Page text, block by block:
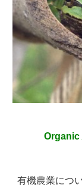
Organic
有機農業につ